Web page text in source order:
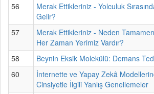
56
Merak Ettikleriniz - Yolculuk
Gelir?
57
Merak Ettikleriniz - Neden
Her Zaman Yerimiz Vardır?
58
Beynin Eksik Molekülü: Demans
60
İnternette ve Yapay Zekâ
Cinsiyetle İlgili Yanlış Genellemeler